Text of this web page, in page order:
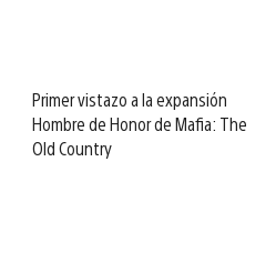
Primer vistazo a la expansión
Hombre de Honor de Mafia: The
Old Country